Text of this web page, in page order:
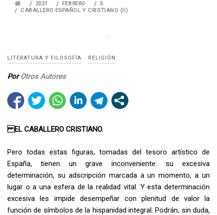
2021 FEBRERO
5
CABALLERO ESPAÑOL Y CRISTIANO (II)
LITERATURA Y FILOSOFÍA RELIGIÓN
PorOtros Autores
EL CABALLERO CRISTIANO.
Pero todas estas figuras, tomadas del tesoro artístico de
España, tienen un grave inconveniente: su excesiva
determinación, su adscripción marcada a un momento, a un
lugar o a una esfera de la realidad vital. Y esta determinación
excesiva les impide desempeñar con plenitud de valor la
función de símbolos de la hispanidad integral. Podrán, sin duda,